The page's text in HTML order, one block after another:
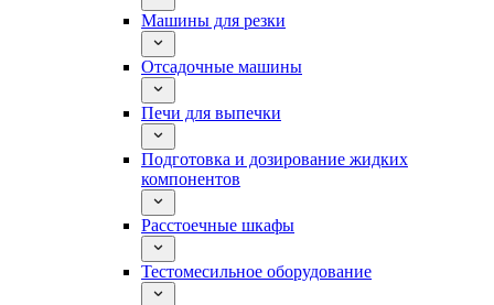
Машины для резки
Отсадочные машины
Печи для выпечки
Подготовка и дозирование жидких
компонентов
Расстоечные шкафы
Тестомесильное оборудование